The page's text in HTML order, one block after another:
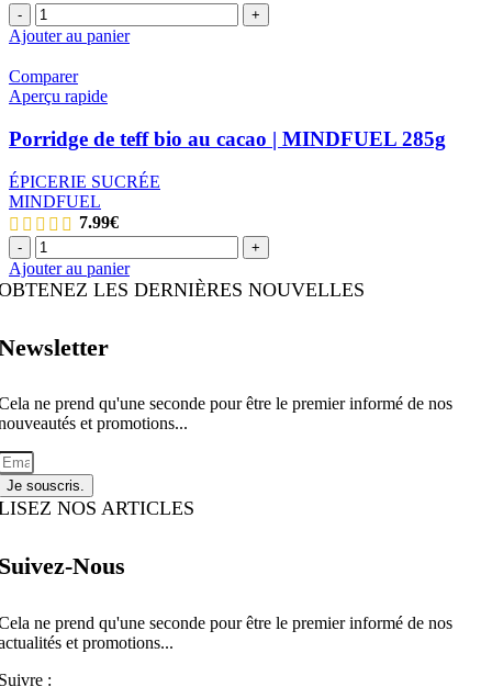
-
quantité
de
Porridge
de
teff
bio
la
de
coco
|
MINDFUEL
285g
+
Ajouter au panier
Comparer
Aperçu rapide
Porridge de teff bio au cacao | MINDFUEL 285g
ÉPICERIE SUCRÉE
MINDFUEL
7.99€
-
quantité
de
Porridge
bio
|
MINDFUEL
+
Ajouter au panier
LES DERNIÈRES NOUVELLES
ne prend qu'une seconde pour être le premier informé de nos
et promotions...
Je souscris.
NOS ARTICLES
Nous
ne prend qu'une seconde pour être le premier informé de nos
et promotions...​
: